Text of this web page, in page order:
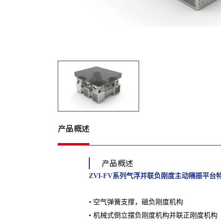
产品概述
产品概述
ZVI-FV系列气浮并联负刚度主动隔振平台
• 空气弹簧支撑，磁负刚度机构
• 机械式倒立摆负刚度机构并联正刚度机构